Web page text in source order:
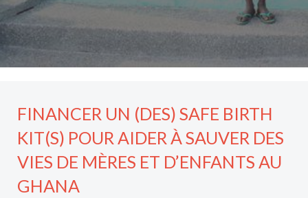
FINANCER UN (DES) SAFE BIRTH
KIT(S) POUR AIDER À SAUVER DES
VIES DE MÈRES ET D’ENFANTS AU
GHANA